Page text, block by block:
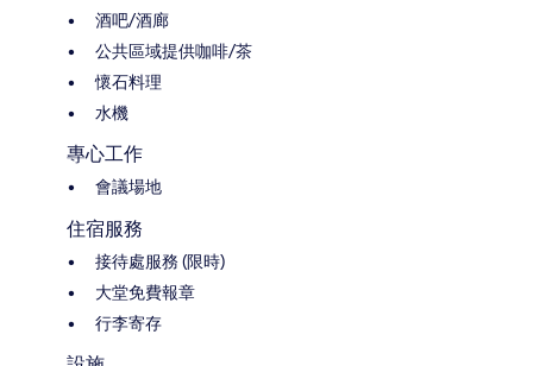
酒吧/酒廊
公共區域提供咖啡/茶
懷石料理
水機
專心工作
會議場地
住宿服務
接待處服務 (限時)
大堂免費報章
行李寄存